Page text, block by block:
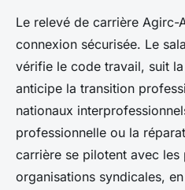
Le relevé de carrière
connexion sécurisée. Le
vérifie le code travail, suit
anticipe la transition
nationaux
professionnelle ou la
carrière se pilotent avec
organisations syndicales,